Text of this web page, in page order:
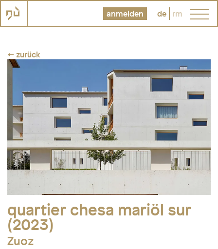
anmelden de rm
← zurück
quartier chesa mariöl sur
(2023)
Zuoz